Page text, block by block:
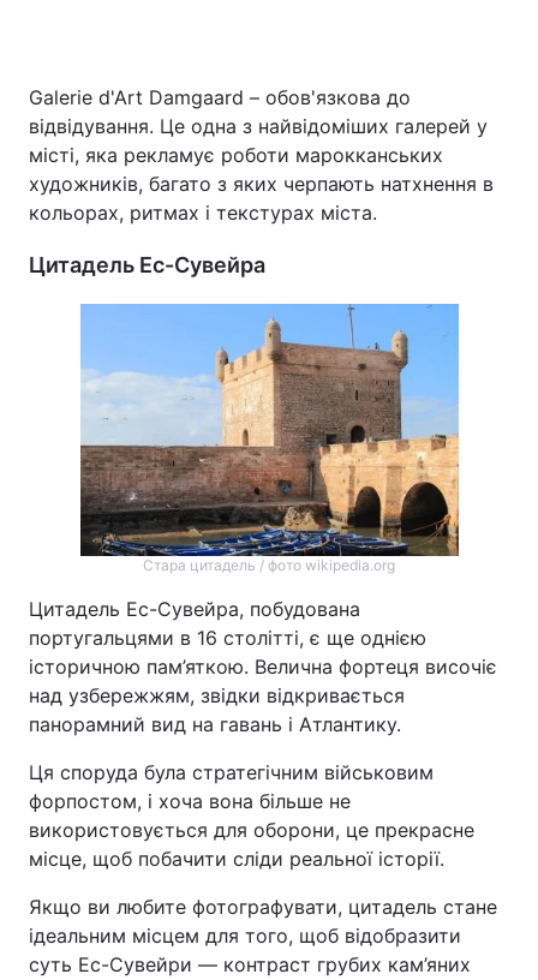
Galerie d'Art Damgaard – обов'язкова до
відвідування. Це одна з найвідоміших галерей у
місті, яка рекламує роботи марокканських
художників, багато з яких черпають натхнення в
кольорах, ритмах і текстурах міста.
Цитадель Ес-Сувейра
Стара цитадель / фото wikipedia.org
Цитадель Ес-Сувейра, побудована
португальцями в 16 столітті, є ще однією
історичною пам’яткою. Велична фортеця височіє
над узбережжям, звідки відкривається
панорамний вид на гавань і Атлантику.
Ця споруда була стратегічним військовим
форпостом, і хоча вона більше не
використовується для оборони, це прекрасне
місце, щоб побачити сліди реальної історії.
Якщо ви любите фотографувати, цитадель стане
ідеальним місцем для того, щоб відобразити
суть Ес-Сувейри — контраст грубих кам’яних